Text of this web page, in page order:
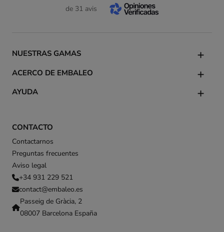
CONTACTO
Contactarnos
Preguntas frecuentes
Aviso legal
+34 931 229 521
contact@embaleo.es
Passeig de Gràcia, 2
08007 Barcelona España
NUESTRAS GAMAS
ACERCO DE EMBALEO
AYUDA
de 31 avis